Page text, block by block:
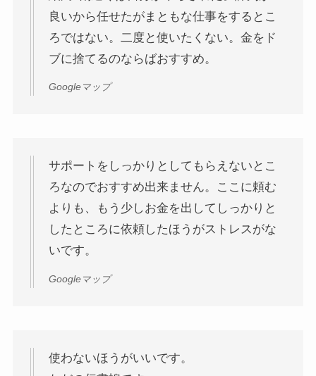
良いから任せたがまともな仕事をするとこ
ろではない。二度と使いたくない。金をド
ブに捨てるのならばおすすめ。
Googleマップ
サポートをしっかりとしてもらえないとこ
ろなのでおすすめ出来ません。ここに頼む
よりも、もう少しお金を出してしっかりと
したところに依頼したほうがストレスがな
いです。
Googleマップ
使わないほうがいいです。